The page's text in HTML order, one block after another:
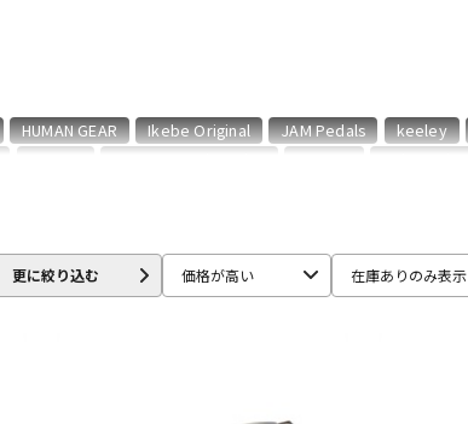
ディン
器
HUMAN GEAR Ikebe Original JAM Pedals keeley
更に絞り込む 価格が高い 在庫ありのみ表示